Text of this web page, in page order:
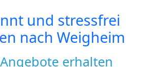
und stressfrei
nach Weigheim
erhalten